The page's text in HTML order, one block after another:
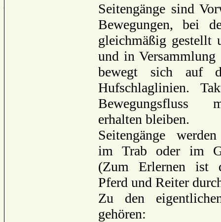
Seitengänge sind
Bewegungen, bei
gleichmäßig gestellt
und in Versammlung
bewegt sich auf
Hufschlaglinien.
Bewegungsfluss
erhalten bleiben.
Seitengänge
im Trab oder im
(Zum Erlernen ist
Pferd und Reiter
Zu den
gehören: